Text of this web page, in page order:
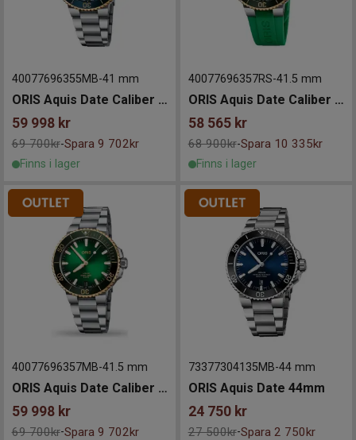
40077696355MB-41 mm
ORIS Aquis Date Caliber 400 41mm
59 998 kr
69 700kr-Spara 9 702kr
Finns i lager
40077696357RS-41.5 mm
ORIS Aquis Date Caliber 400 41.5mm
58 565 kr
68 900kr-Spara 10 335kr
Finns i lager
40077696357MB-41.5 mm
ORIS Aquis Date Caliber 400 41,5mm
59 998 kr
69 700kr-Spara 9 702kr
73377304135MB-44 mm
ORIS Aquis Date 44mm
24 750 kr
27 500kr-Spara 2 750kr